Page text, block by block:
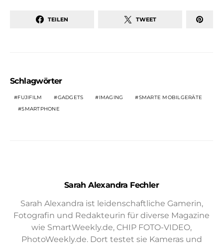
TEILEN TWEET
Schlagwörter
FUJIFILM GADGETS IMAGING
SMARTE MOBILGERÄTE
SMARTPHONE
Sarah Alexandra Fechler
Sarah Alexandra ist leidenschaftliche Gamerin,
Fotografin und Redakteurin für diverse Magazine
wie SmartWeekly.de, CHIP FOTO-VIDEO,
PhotoWeekly.de. Dort testet sie Kameras und